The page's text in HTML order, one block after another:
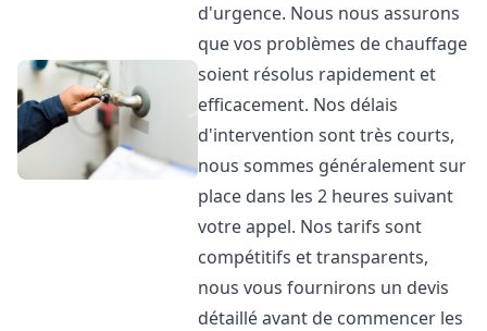
d'urgence. Nous nous assurons
que vos problèmes de chauffage
soient résolus rapidement et
efficacement. Nos délais
d'intervention sont très courts,
nous sommes généralement sur
place dans les 2 heures suivant
votre appel. Nos tarifs sont
compétitifs et transparents,
nous vous fournirons un devis
détaillé avant de commencer les